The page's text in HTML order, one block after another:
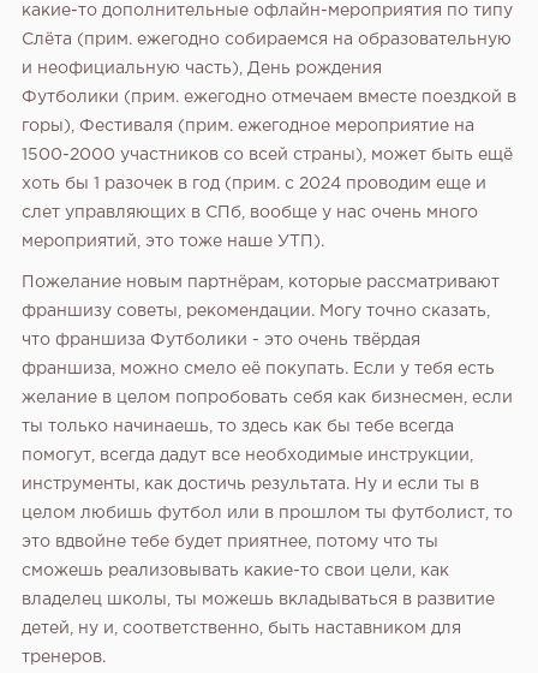
какие-то дополнительные офлайн-мероприятия по типу
Слёта (прим. ежегодно собираемся на образовательную
и неофициальную часть), День рождения
Футболики (прим. ежегодно отмечаем вместе поездкой в
горы), Фестиваля (прим. ежегодное мероприятие на
1500-2000 участников со всей страны), может быть ещё
хоть бы 1 разочек в год (прим. с 2024 проводим еще и
слет управляющих в СПб, вообще у нас очень много
мероприятий, это тоже наше УТП).
Пожелание новым партнёрам, которые рассматривают
франшизу советы, рекомендации. Могу точно сказать,
что франшиза Футболики - это очень твёрдая
франшиза, можно смело её покупать. Если у тебя есть
желание в целом попробовать себя как бизнесмен, если
ты только начинаешь, то здесь как бы тебе всегда
помогут, всегда дадут все необходимые инструкции,
инструменты, как достичь результата. Ну и если ты в
целом любишь футбол или в прошлом ты футболист, то
это вдвойне тебе будет приятнее, потому что ты
сможешь реализовывать какие-то свои цели, как
владелец школы, ты можешь вкладываться в развитие
детей, ну и, соответственно, быть наставником для
тренеров.